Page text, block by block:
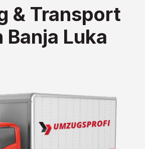
& Transport
Banja Luka